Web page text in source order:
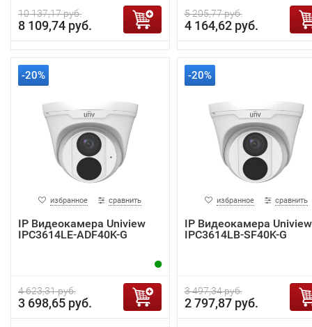
10 137,17 руб.
8 109,74 руб.
5 205,77 руб.
4 164,62 руб.
-20%
избранное сравнить
IP Видеокамера Uniview
IPC3614LE-ADF40K-G
4 623,31 руб.
3 698,65 руб.
-20%
избранное сравнить
IP Видеокамера Uniview
IPC3614LB-SF40K-G
3 497,34 руб.
2 797,87 руб.